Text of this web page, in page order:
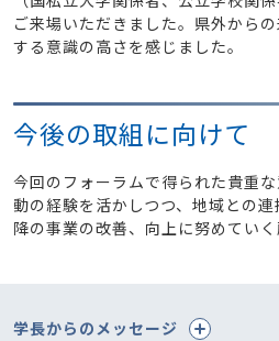
ご来場いただきました。県外から
する意識の高さを感じました。
今後の取組に向けて
今回のフォーラムで得られた貴重
動の経験を活かしつつ、地域との
降の事業の改善、向上に努めていく
学長からのメッセージ